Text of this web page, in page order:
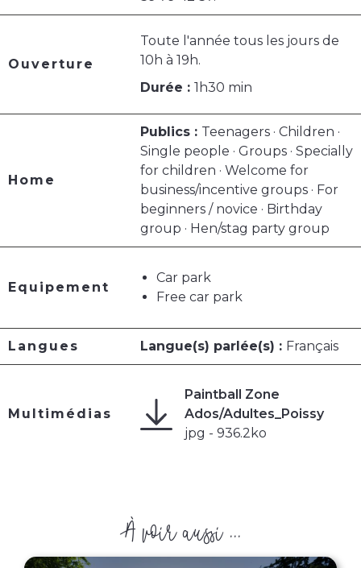
Ouverture
Toute l'année tous les jours de
10h à 19h.
Durée : 1h30 min
Home
Publics : Teenagers · Children ·
Single people · Groups · Specially
for children · Welcome for
business/incentive groups · For
beginners / novice · Birthday
group · Hen/stag party group
Equipement
Car park
Free car park
Langues Langue(s) parlée(s) : Français
Multimédias
Paintball Zone
Ados/Adultes_Poissy
jpg - 936.2ko
À voir aussi ...